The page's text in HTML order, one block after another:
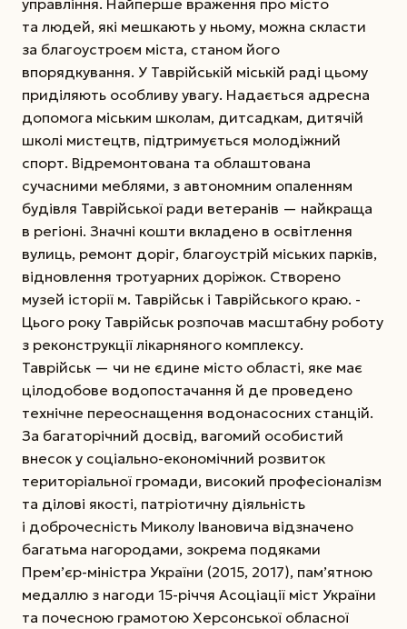
та людей, які мешкають у ньому, можна скласти
за благо­устроєм міста, станом його
впорядкування. У Таврійській міській раді цьому
приділяють особливу увагу. Надається адресна
допомога міським школам, дитсадкам, дитячій
школі мистецтв, підтримується молодіжний
спорт. Відремонтована та облаштована
сучасними ­меблями, з автономним опаленням
будівля Таврійської ради ветеранів — найкраща
в регіоні. Значні кошти вкладено в освітлення
вулиць, ремонт доріг, благоустрій міських парків,
відновлення тротуарних доріжок. Створено
музей історії м. Таврійськ і Таврійського краю. ­
Цього року Таврійськ розпочав масштабну роботу
з реконструкції лікарняного комплексу.
Таврійськ — чи не єдине місто області, яке має
цілодобове водопостачання й де проведено
технічне переоснащення водонасосних станцій.
За багаторічний досвід, вагомий особистий
внесок у соціально-економічний розвиток
територіальної громади, високий професіоналізм
та ділові якості, патріотичну діяльність
і доброчесність Миколу Івановича відзначено
багатьма нагородами, зокрема подяками
Прем’єр-міністра України (2015, 2017), пам’ятною
медаллю з нагоди 15-річчя Асоціації міст України
та почесною грамотою Херсонської обласної